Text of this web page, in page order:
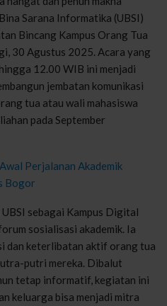
Sarana Informatika (UBSI)
Bincang Kampus Orang Tua
30 Agustus 2025. Acara yang
12.00 WIB ini menjadi
jembatan komunikasi
tua atau wali mahasiswa
pada September
Perjalanan Akademik
Bogor
sebagai Kampus Digital
sosialisasi akademik. Ia
dan keterlibatan aktif orang tua
putri mereka. Dibalut
tetap informatif, kegiatan ini
keluarga bisa menjadi mitra